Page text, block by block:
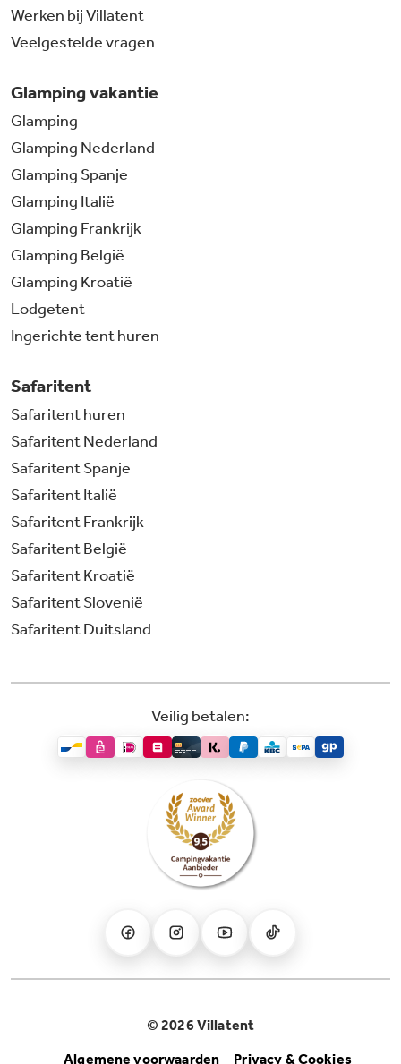
Werken bij Villatent
Veelgestelde vragen
Glamping vakantie
Glamping
Glamping Nederland
Glamping Spanje
Glamping Italië
Glamping Frankrijk
Glamping België
Glamping Kroatië
Lodgetent
Ingerichte tent huren
Safaritent
Safaritent huren
Safaritent Nederland
Safaritent Spanje
Safaritent Italië
Safaritent Frankrijk
Safaritent België
Safaritent Kroatië
Safaritent Slovenië
Safaritent Duitsland
Veilig betalen:
© 2026 Villatent
Algemene voorwaarden
Privacy & Cookies